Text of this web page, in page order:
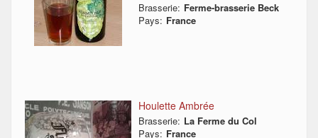
Brasserie: Ferme-brasserie Beck
Pays: France
Houlette Ambrée
Brasserie: La Ferme du Col
Pays: France